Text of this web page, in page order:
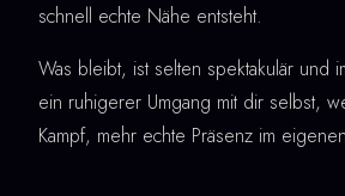
schnell echte Nähe entsteht.
Was bleibt, ist selten spektakulär und
ein ruhigerer Umgang mit dir selbst,
Kampf, mehr echte Präsenz im